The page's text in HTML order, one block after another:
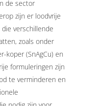
de sector
zijn er loodvrije
verschillende
zoals onder
koper (SnAgCu) en
formuleringen zijn
te verminderen en